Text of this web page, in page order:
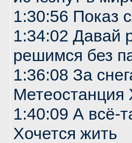
1:30:56 Показ
1:34:02 Давай
решимся без
1:36:08 За
Метеостанция
1:40:09 А всё-
Хочется жить